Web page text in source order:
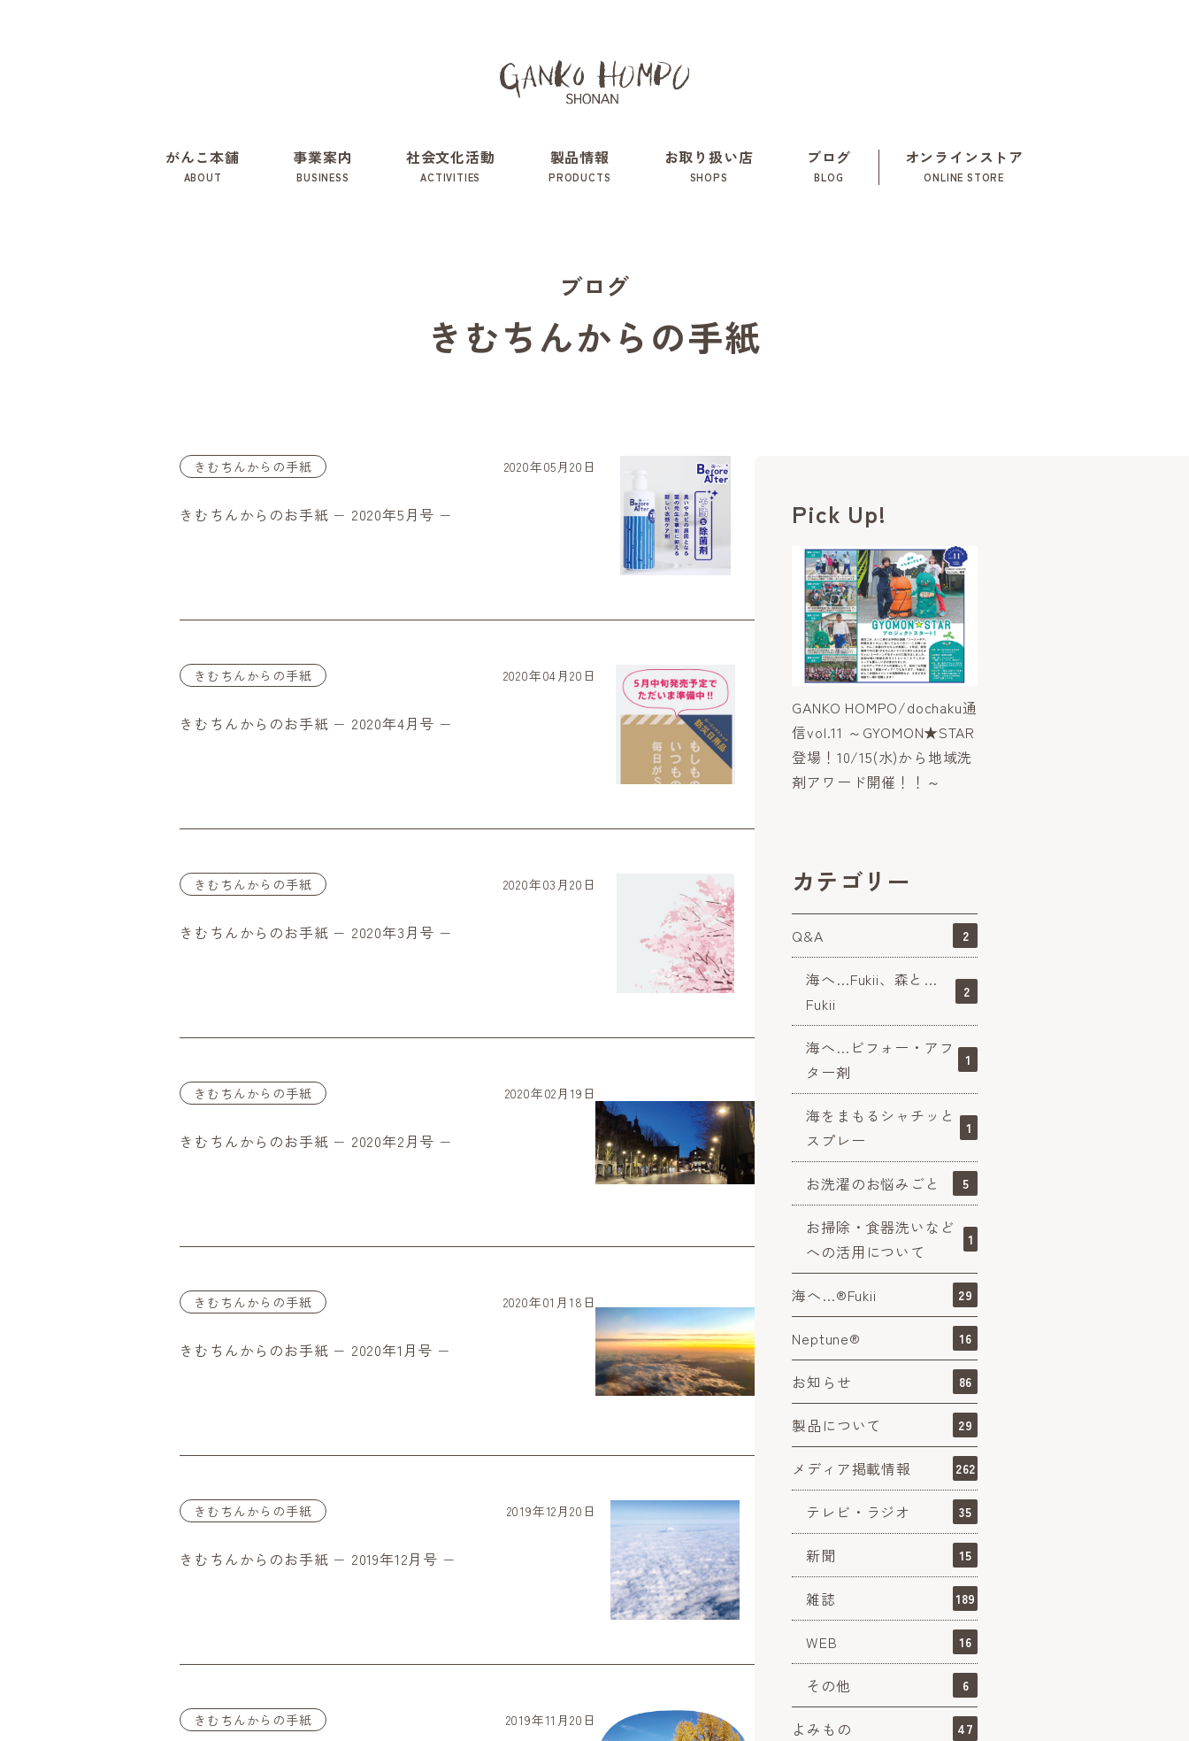
がんこ本舗
ABOUT
事業案内
BUSINESS
社会文化活動
ACTIVITIES
製品情報
PRODUCTS
お取り扱い店
SHOPS
ブログ
BLOG
オンラインストア
ONLINE STORE
ブログ
きむちんからの手紙
きむちんからの手紙 2020年05月20日
きむちんからのお手紙 − 2020年5月号 −
きむちんからの手紙 2020年04月20日
きむちんからのお手紙 − 2020年4月号 −
きむちんからの手紙 2020年03月20日
きむちんからのお手紙 − 2020年3月号 −
きむちんからの手紙 2020年02月19日
きむちんからのお手紙 − 2020年2月号 −
きむちんからの手紙 2020年01月18日
きむちんからのお手紙 − 2020年1月号 −
きむちんからの手紙 2019年12月20日
きむちんからのお手紙 − 2019年12月号 −
きむちんからの手紙 2019年11月20日
Pick Up!
GANKO HOMPO/dochaku通
信vol.11 ～GYOMON★STAR
登場！10/15(水)から地域洗
剤アワード開催！！～
カテゴリー
Q&A 2
海へ…Fukii、森と…
Fukii
2
海へ…ビフォー・アフ
ター剤
1
海をまもるシャチッと
スプレー
1
お洗濯のお悩みごと 5
お掃除・食器洗いなど
への活用について
1
海へ…®Fukii 29
Neptune® 16
お知らせ 86
製品について 29
メディア掲載情報 262
テレビ・ラジオ 35
新聞 15
雑誌 189
WEB 16
その他 6
よみもの 47